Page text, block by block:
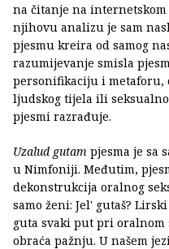
na čitanje na
njihovu analizu je sam
pjesmu kreira od samog
razumijevanje smisla
personifikaciju i metaforu,
ljudskog tijela ili
pjesmi razrađuje.
Uzalud gutam pjesma je sa
u Nimfoniji. Međutim,
dekonstrukcija oralnog
samo ženi: Jel' gutaš?
guta svaki put pri oralnom
obraća pažnju. U našem